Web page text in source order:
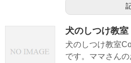
犬のしつけ教
犬のしつけ教室
です。ママさん